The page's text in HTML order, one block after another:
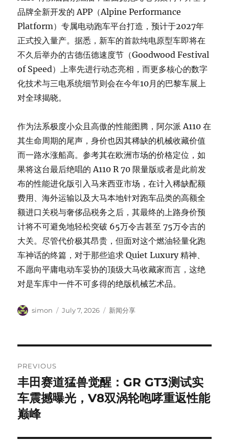
品牌全新开发的 APP（Alpine Performance
Platform）专属电动跑车平台打造，预计于2027年
正式投入量产。据悉，新车的首款纯电原型车即将在
不久后举办的古德伍德速度节（Goodwood Festival
of Speed）上率先进行动态亮相，而更多核心的数字
化技术与三电系统细节则会在今年10月的巴黎车展上
对全球揭晓。
作为法系极度小众且高傲的性能图腾，阿尔派 A110 在
其生命周期的尾声，身价也因其稀缺的机械收藏价值
而一路水涨船高。参考其在欧洲市场的价格定位，如
果将这台最后绝唱的 A110 R 70 限量版或者是此前发
布的性能进化版引入马来西亚市场，在计入稀缺配额
费用、海外运输以及大马本地针对跑车品类的高额全
额进口关税与奢侈品税务之后，其最终的上路身价预
计将不可避免地轻松突破 65万令吉甚至 75万令吉的
大关。尽管代价极其昂贵，但面对这个燃油轻量化跑
车神话的终篇，对于那些追求 Quiet Luxury 精神、
不愿向平庸电动车妥协的顶级大马收藏家而言，这绝
对是车库中一件不可多得的绝版机械艺术品。
Author
simon
Posted
July 7, 2026 Categories
新闻分享
navigation
PREVIOUS
Previous
post:
丰田赛道猛兽觉醒：GR GT3测试实
车震撼曝光，V8双涡轮咆哮重返性能
巅峰